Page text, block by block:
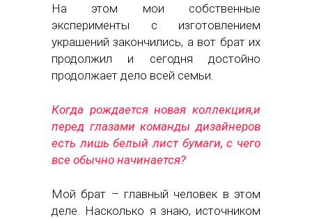
На этом мои собственные
эксперименты с изготовлением
украшений закончились, а вот брат их
продолжил и сегодня достойно
продолжает дело всей семьи.
Когда рождается новая коллекция,и
перед глазами команды дизайнеров
есть лишь белый лист бумаги, с чего
все обычно начинается?
Мой брат – главный человек в этом
деле. Насколько я знаю, источником